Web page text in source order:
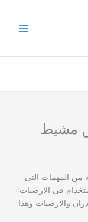
مشيط
من المهمات التى
فى الارضيات
والارضيات وهذا